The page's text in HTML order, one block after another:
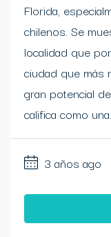
Florida,
chilenos. Se
localidad que
ciudad que más
gran potencial
califica como
3 años ago